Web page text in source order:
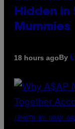
Hidden
Mummies
18 hours agoBy
(PHOTO BY NOAM